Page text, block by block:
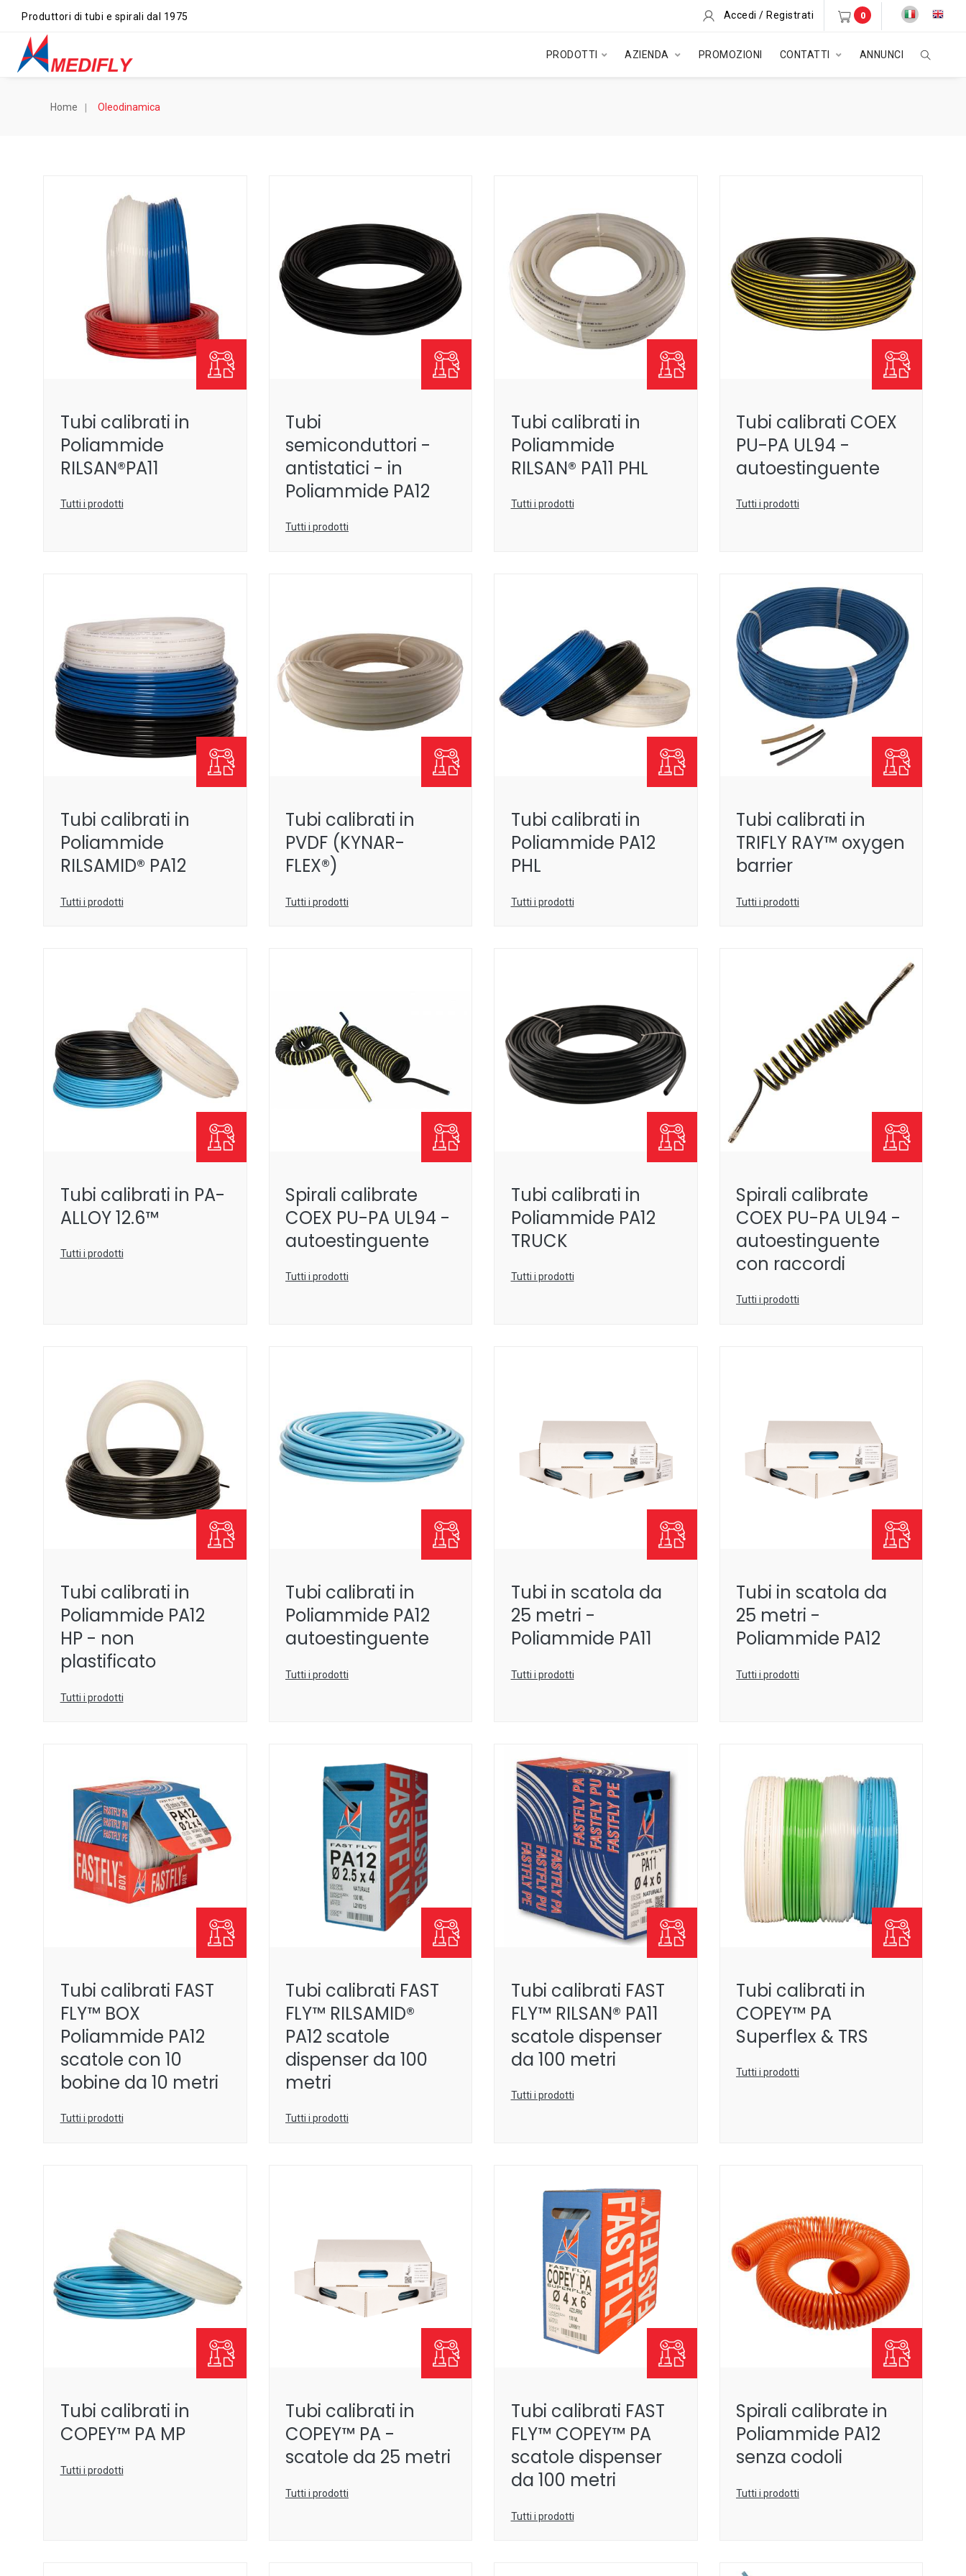
Produttori di tubi e spirali dal 1975 Accedi / Registrati 0
PRODOTTI AZIENDA PROMOZIONI CONTATTI ANNUNCI
Home Oleodinamica
Tubi calibrati in
Poliammide
RILSAN®PA11
Tutti i prodotti
Tubi
semiconduttori -
antistatici - in
Poliammide PA12
Tutti i prodotti
Tubi calibrati in
Poliammide
RILSAN® PA11 PHL
Tutti i prodotti
Tubi calibrati COEX
PU-PA UL94 -
autoestinguente
Tutti i prodotti
Tubi calibrati in
Poliammide
RILSAMID® PA12
Tutti i prodotti
Tubi calibrati in
PVDF (KYNAR-
FLEX®)
Tutti i prodotti
Tubi calibrati in
Poliammide PA12
PHL
Tutti i prodotti
Tubi calibrati in
TRIFLY RAY™ oxygen
barrier
Tutti i prodotti
Tubi calibrati in PA-
ALLOY 12.6™
Tutti i prodotti
Spirali calibrate
COEX PU-PA UL94 -
autoestinguente
Tutti i prodotti
Tubi calibrati in
Poliammide PA12
TRUCK
Tutti i prodotti
Spirali calibrate
COEX PU-PA UL94 -
autoestinguente
con raccordi
Tutti i prodotti
Tubi calibrati in
Poliammide PA12
HP - non
plastificato
Tutti i prodotti
Tubi calibrati in
Poliammide PA12
autoestinguente
Tutti i prodotti
Tubi in scatola da
25 metri -
Poliammide PA11
Tutti i prodotti
Tubi in scatola da
25 metri -
Poliammide PA12
Tutti i prodotti
Tubi calibrati FAST
FLY™ BOX
Poliammide PA12
scatole con 10
bobine da 10 metri
Tutti i prodotti
Tubi calibrati FAST
FLY™ RILSAMID®
PA12 scatole
dispenser da 100
metri
Tutti i prodotti
Tubi calibrati FAST
FLY™ RILSAN® PA11
scatole dispenser
da 100 metri
Tutti i prodotti
Tubi calibrati in
COPEY™ PA
Superflex & TRS
Tutti i prodotti
Tubi calibrati in
COPEY™ PA MP
Tutti i prodotti
Tubi calibrati in
COPEY™ PA -
scatole da 25 metri
Tutti i prodotti
Tubi calibrati FAST
FLY™ COPEY™ PA
scatole dispenser
da 100 metri
Tutti i prodotti
Spirali calibrate in
Poliammide PA12
senza codoli
Tutti i prodotti